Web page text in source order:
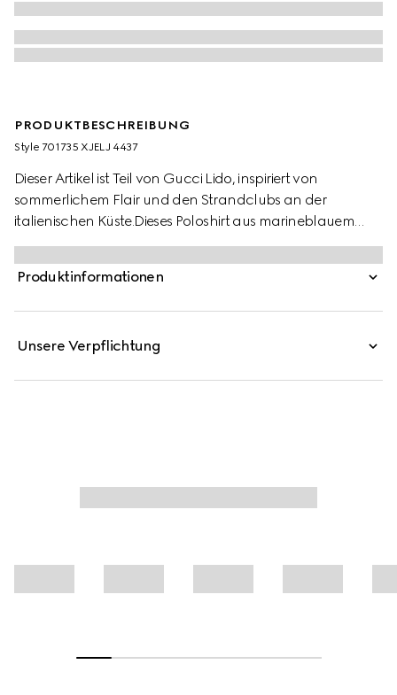
PRODUKTBESCHREIBUNG
Style ‎701735 XJELJ 4437
Dieser Artikel ist Teil von Gucci Lido, inspiriert von
sommerlichem Flair und den Strandclubs an der
italienischen Küste.Dieses Poloshirt aus marineblauem
Baumwoll-Piqué schöpft aus der reichen Vergangenheit
von Gucci und zeichnet sich durch kontrastierende
Streifen am Kragen und das Doppel G Symbol aus.
Produktinformationen
Unsere Verpflichtung